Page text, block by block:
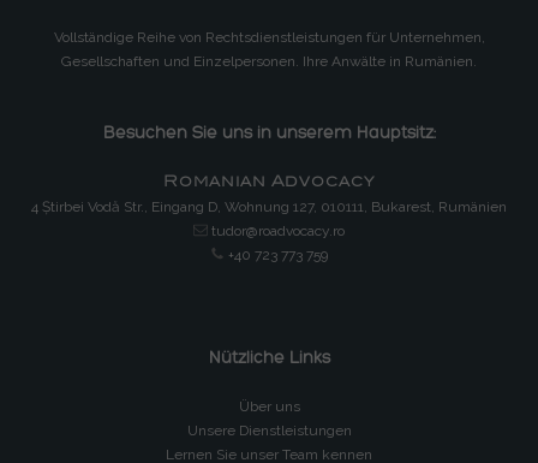
Vollständige Reihe von Rechtsdienstleistungen für Unternehmen,
Gesellschaften und Einzelpersonen. Ihre Anwälte in Rumänien.
Besuchen Sie uns in unserem Hauptsitz:
Romanian Advocacy
4 Știrbei Vodă Str., Eingang D, Wohnung 127, 010111, Bukarest, Rumänien
tudor@roadvocacy.ro
+40 723 773 759
Nützliche Links
Über uns
Unsere Dienstleistungen
Lernen Sie unser Team kennen